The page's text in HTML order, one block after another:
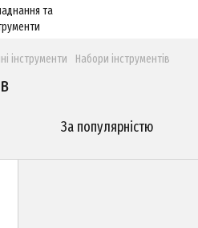
інструменти Набори інструментів
За популярністю